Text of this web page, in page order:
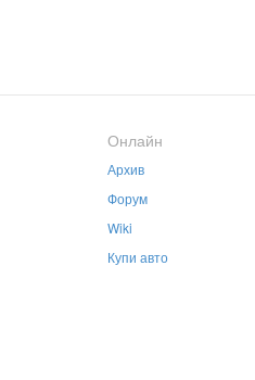
Онлайн
Архив
Форум
Wiki
Купи авто